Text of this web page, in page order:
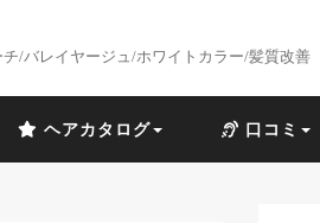
/バレイヤージュ/ホワイトカラー/髪質改善
ヘアカタログ 口コミ